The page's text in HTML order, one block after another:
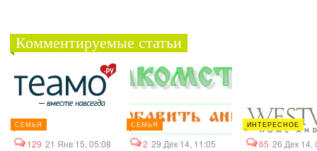
Комментируемые статьи
СЕМЬЯ
129 21 Янв 15, 05:08
СЕМЬЯ
2 29 Дек 14, 11:05
ИНТЕРЕСНОЕ
65 26 Дек 14,